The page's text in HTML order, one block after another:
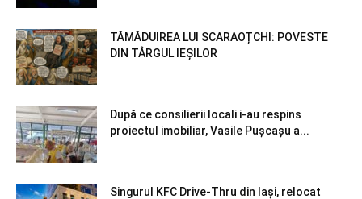
TĂMĂDUIREA LUI SCARAOȚCHI: POVESTE
DIN TÂRGUL IEȘILOR
După ce consilierii locali i-au respins
proiectul imobiliar, Vasile Pușcașu a...
Singurul KFC Drive-Thru din Iași, relocat